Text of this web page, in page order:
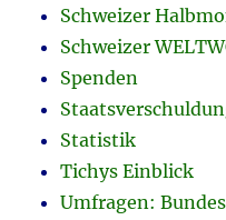
Schweizer
Schweizer
Spenden
Statistik
Tichys Einblick
Umfragen: